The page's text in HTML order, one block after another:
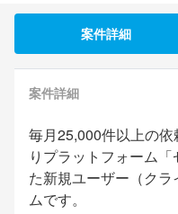
案件詳細
案件詳細
毎月25,000件以上の
りプラットフォーム
た新規ユーザー（ク
ムです。